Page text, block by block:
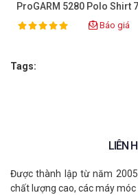
ProGARM 5280 Polo Shirt 7
Cal/cm2
Rating:
100% Báo giá
Tags:
LIÊN
Được thành lập từ năm
chất lượng cao, các máy